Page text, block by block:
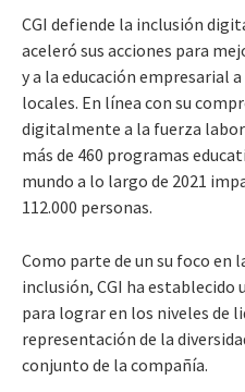
CGI defiende la inclusión
aceleró sus acciones para
y a la educación empresarial
locales. En línea con su
digitalmente a la fuerza
más de 460 programas
mundo a lo largo de 2021
112.000 personas.
Como parte de un su foco en
inclusión, CGI ha establecido
para lograr en los niveles de
representación de la
conjunto de la compañía.